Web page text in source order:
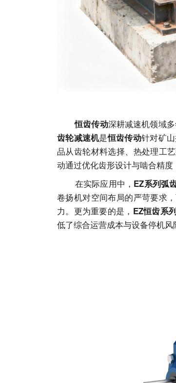
恒齿传动深耕减速机领域
齿轮减速机是恒齿传动针对矿
品从齿轮材料选择、热处理工
动通过优化齿形设计与啮合精度
在实际应用中， EZ系列弧
卷扬机对空间布局的严苛要求
力。更为重要的是， EZ恒齿系
低了综合运营成本与设备停机风